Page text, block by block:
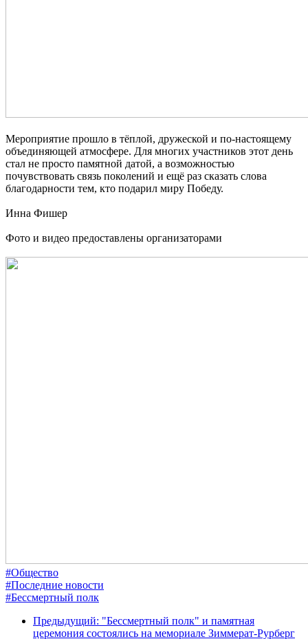
Мероприятие прошло в тёплой, дружеской и по-настоящему
объединяющей атмосфере. Для многих участников этот день
стал не просто памятной датой, а возможностью
почувствовать связь поколений и ещё раз сказать слова
благодарности тем, кто подарил миру Победу.
Инна Фишер
Фото и видео предоставлены организаторами
#Общество
#Последние новости
#Бессмертный полк
Предыдущий: "Бессмертный полк" и памятная
церемония состоялись на мемориале Зиммерат-Рурберг